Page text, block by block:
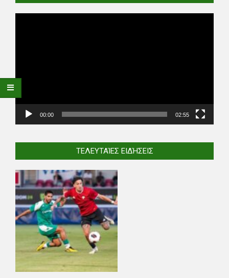
00:00 02:55
ΤΕΛΕΥΤΑΊΕΣ ΕΙΔΉΣΕΙΣ